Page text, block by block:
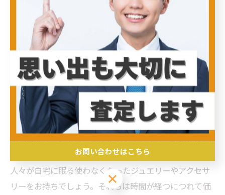
に、出張買取は単なる売買の場ではなく、新たな価値を
見出す貴重な体験となるでしょう。自宅で手軽に、あな
たの大切なアクセサリーの価値を再確認してみません
か？
出張買取で変わるあなたのアクセサリーの価値
とは？
出張買取サービスは、あなたのアクセサリーに新たな価
値を見出すための利用価値の高い選択肢です。多くの
人々が自宅に眠る使わなくなったジュエリーやアクセサ
リーをお持ちでしょう。それらは時間が経つにつれて価
お問い合わせはこちら
お問い合わせはこちら